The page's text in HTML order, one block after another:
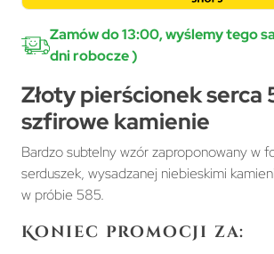
Zamów do 13:00, wyślemy tego
dni robocze )
Złoty pierścionek serca
szfirowe kamienie
Bardzo subtelny wzór zaproponowany w
serduszek, wysadzanej niebieskimi
w próbie 585.
Koniec promocji za: